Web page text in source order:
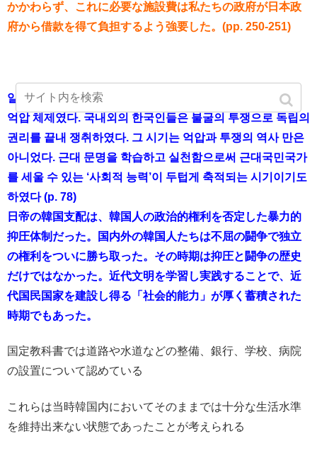
かかわらず、これに必要な施設費は私たちの政府が日本政
府から借款を得て負担するよう強要した。(pp. 250-251)
일제의 한국 지배는 한국인의 정치적 권리를 부정한 폭력적
억압 체제였다. 국내외의 한국인들은 불굴의 투쟁으로 독립의
권리를 끝내 쟁취하였다. 그 시기는 억압과 투쟁의 역사 만은
아니었다. 근대 문명을 학습하고 실천함으로써 근대국민국가
를 세울 수 있는 ‘사회적 능력’이 두텁게 축적되는 시기이기도
하였다 (p. 78)
日帝の韓国支配は、韓国人の政治的権利を否定した暴力的
抑圧体制だった。国内外の韓国人たちは不屈の闘争で独立
の権利をついに勝ち取った。その時期は抑圧と闘争の歴史
だけではなかった。近代文明を学習し実践することで、近
代国民国家を建設し得る「社会的能力」が厚く蓄積された
時期でもあった。
国定教科書では道路や水道などの整備、銀行、学校、病院
の設置について認めている
これらは当時韓国内においてそのままでは十分な生活水準
を維持出来ない状態であったことが考えられる